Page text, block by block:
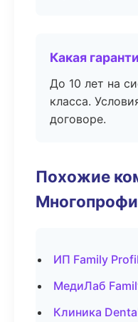
Какая
До 10 лет на
класса.
договоре.
Похожие
ИП Family
МедиЛаб
Клиника